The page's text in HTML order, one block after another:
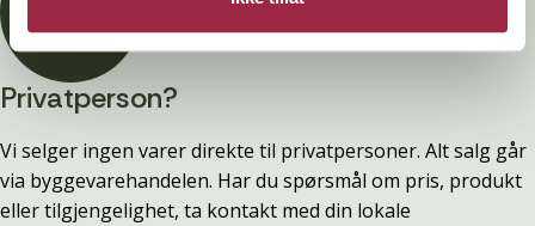
Privatperson?
Vi selger ingen varer direkte til privatpersoner. Alt salg går
via byggevarehandelen. Har du spørsmål om pris, produkt
eller tilgjengelighet, ta kontakt med din lokale